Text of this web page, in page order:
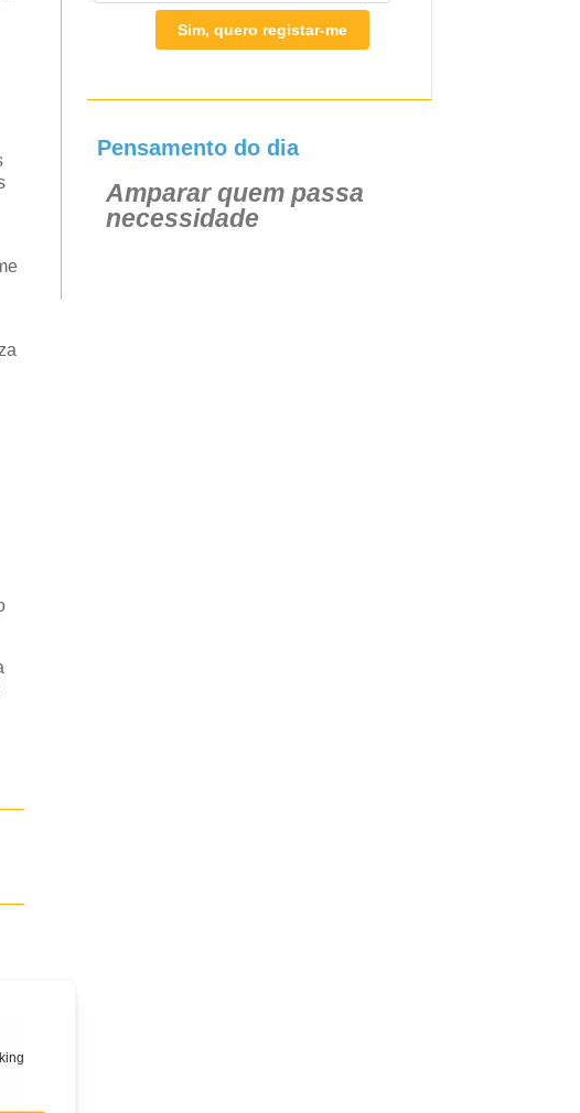
Sim, quero registar-me
Pensamento do dia
Amparar quem passa
necessidade